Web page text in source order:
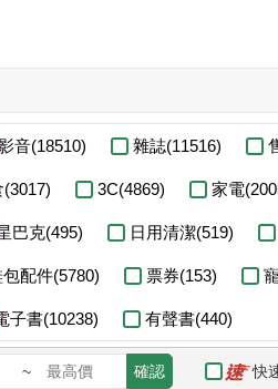
音(18510) 雜誌(11516)
(3017) 3C(4869) 家電
巴克(495) 日用清潔(519)
配件(5780) 票券(153)
子書(10238) 有聲書(440)
~ 確認 快